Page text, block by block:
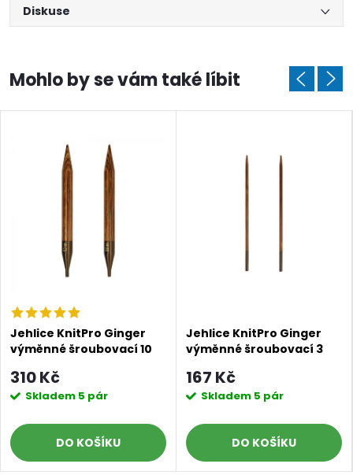
Diskuse
Jehlice KnitPro Ginger
výměnné šroubovací 10
310 Kč
Skladem 5 pár
DO KOŠÍKU
Jehlice KnitPro Ginger
výměnné šroubovací 3
167 Kč
Skladem 5 pár
DO KOŠÍKU
Doprava a platby Prodejna Blog a návody